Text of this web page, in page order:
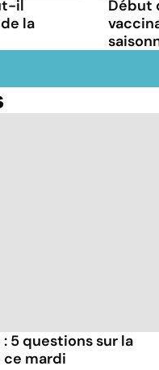
il
la
Début
5 questions sur la
mardi